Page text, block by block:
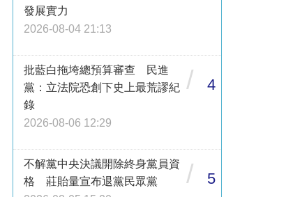
發展實力
2026-08-04 21:13
批藍白拖垮總預算審查 民進
黨：立法院恐創下史上最荒謬紀
錄
2026-08-06 12:29
/ 4
不解黨中央決議開除終身黨員資
格 莊貽量宣布退黨民眾黨
/ 5